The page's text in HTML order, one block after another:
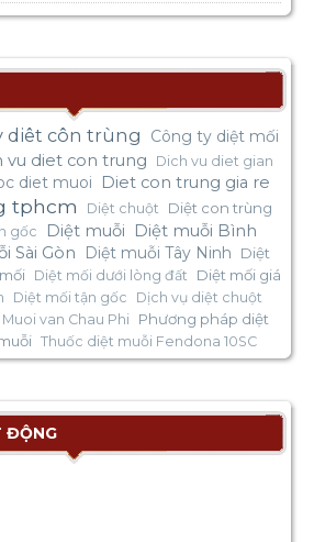
diêt côn trùng Công ty diệt mối
vu diet con trung Dich vu diet gian
diet muoi Diet con trung gia re
tphcm Diệt chuột
Diệt con trùng
gốc Diệt muỗi
Diệt muỗi Bình
Sài Gòn Diệt muỗi Tây Ninh
Diệt
Diệt mối dưới lòng đất
Diệt mối giá
Diệt mối tận gốc Dịch vụ diệt chuột
Muoi van Chau Phi
Phương pháp diệt
Thuốc diệt muỗi Fendona 10SC
ĐỘNG